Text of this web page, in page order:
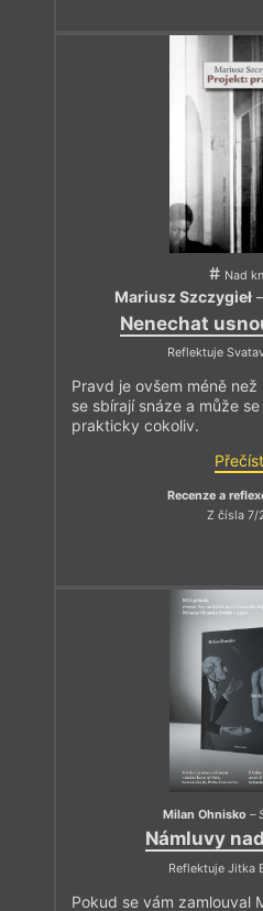
Nad
Mariusz Szczygieł–
Nenechat
Reflektuje
Pravd je ovšem méně
se sbírají snáze a může
prakticky cokoliv.
Přečíst
Recenze a
Z čísla 7/
Milan Ohnisko –
Námluvy
Reflektuje Jitka
Pokud se vám zamlouval